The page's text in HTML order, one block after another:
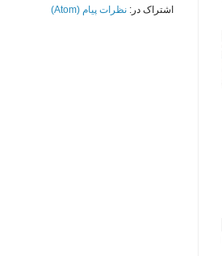
اشتراک در: نظرات پیام (Atom)